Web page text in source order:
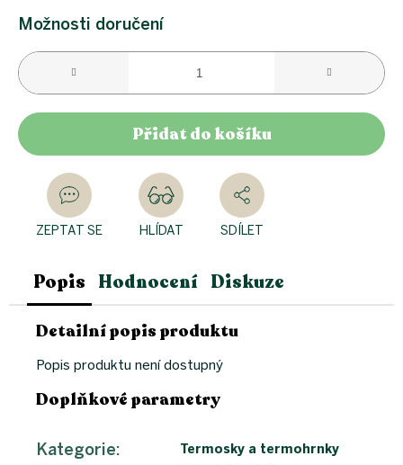
Možnosti doručení
Přidat do košíku
ZEPTAT SE HLÍDAT SDÍLET
Popis Hodnocení Diskuze
Detailní popis produktu
Popis produktu není dostupný
Doplňkové parametry
Kategorie: Termosky a termohrnky